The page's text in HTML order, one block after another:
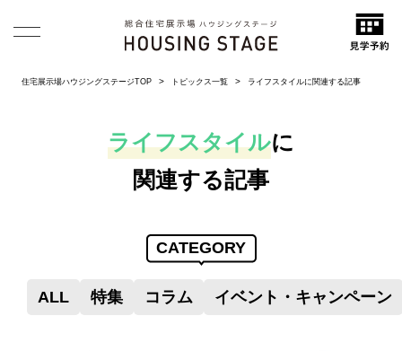
住宅展示場ハウジングステージTOP トピックス一覧 ライフスタイルに関連する記事
ライフスタイルに
関連する記事
CATEGORY
ALL 特集 コラム イベント・キャンペーン